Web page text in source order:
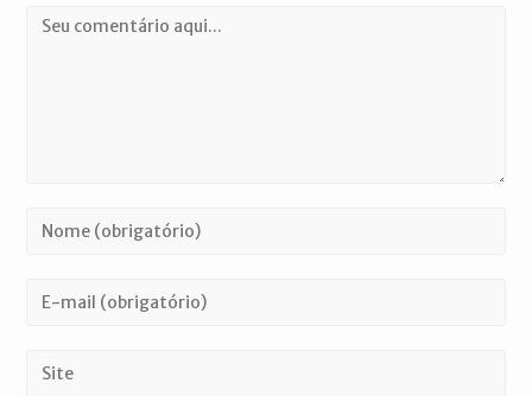
Comentário
Digite
ou
de
Digite
de
Digite